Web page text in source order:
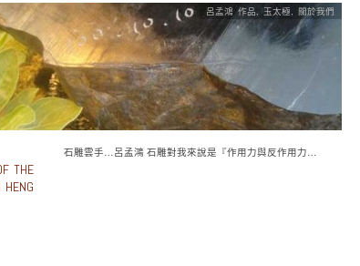
THE
呂孟鴻 作品 玉太極 ,關於我們
石雕雲手…呂孟鴻 石雕對我來說是『作用力與反作用力…